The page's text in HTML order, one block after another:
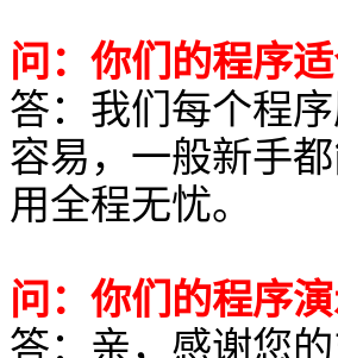
问：你们的程序
答：我们每个程
容易，一般新手
用全程无忧。
问：你们的程序
答：亲，感谢您